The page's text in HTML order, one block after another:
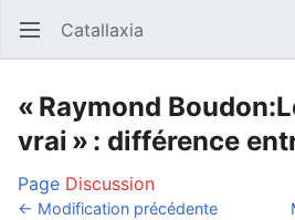
Ouvrir le menu principal Catallaxia
« Raymond
vrai » : différence
Page Discussion
← Modification précédente